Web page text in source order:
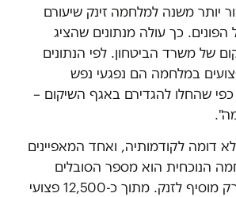
יותר משנה למלחמה זינק שיעורם
כלל הפונים. כך עולה מנתונים שהציג
של משרד הביטחון. לפי הנתונים
במלחמה הם נפגעי נפש
שהחלו להגדירם באגף השיקום –
דומה לקודמותיה, ואחד המאפיינים
הנוכחית הוא מספר הסובלים
מפוסט־טראומה שרק מוסיף לזנק. מתוך כ-12,500 פצועי